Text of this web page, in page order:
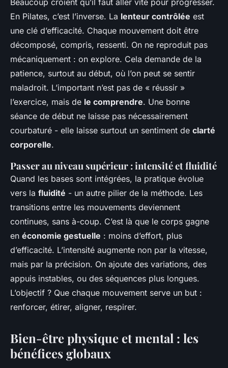
Beaucoup croient qu’il faut aller vite pour progresser.
En Pilates, c’est l’inverse. La lenteur contrôlée est
une clé d’efficacité. Chaque mouvement doit être
décomposé, compris, ressenti. On ne reproduit pas
mécaniquement : on explore. Cela demande de la
patience, surtout au début, où l’on peut se sentir
maladroit. L’important n’est pas de « réussir »
l’exercice, mais de le comprendre. Une bonne
séance de début ne laisse pas nécessairement
courbaturé - elle laisse surtout un sentiment de clarté
corporelle.
Passer au niveau supérieur : intensité et fluidité
Quand les bases sont intégrées, la pratique évolue
vers la fluidité - un autre pilier de la méthode. Les
transitions entre les mouvements deviennent
continues, sans à-coup. C’est là que le corps gagne
en économie gestuelle : moins d’effort, plus
d’efficacité. L’intensité augmente non par la vitesse,
mais par la précision. On ajoute des variations, des
appuis instables, ou des séquences plus longues.
L’objectif ? Que chaque mouvement serve un but :
renforcer, étirer, aligner, respirer.
Bien-être physique et mental : les
bénéfices globaux